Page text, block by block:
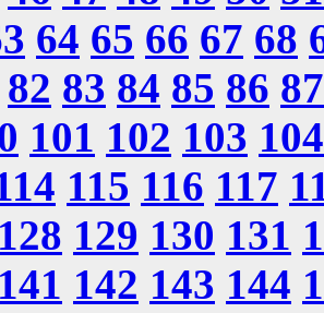
64 65 66 67 68
82 83 84 85 86 87
101 102 103 104
115 116 117
128 129 130 131
141 142 143 144